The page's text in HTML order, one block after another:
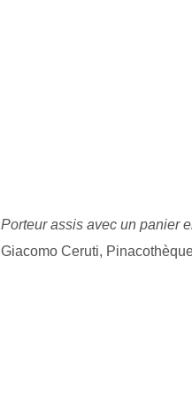
Porteur assis avec un panier
Giacomo Ceruti,